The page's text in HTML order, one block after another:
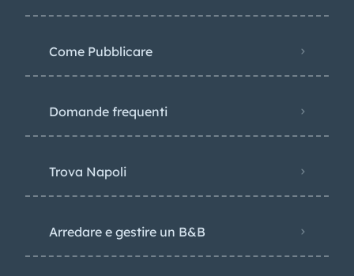
Come Pubblicare
Domande frequenti
Trova Napoli
Arredare e gestire un B&B